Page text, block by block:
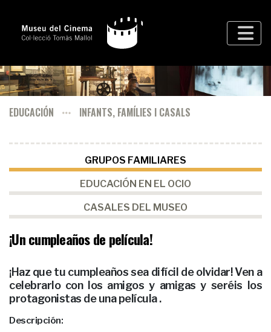
EDUCACIÓN INFANTS, FAMÍLIES I CASALS
GRUPOS FAMILIARES
EDUCACIÓN EN EL OCIO
CASALES DEL MUSEO
¡Un cumpleaños de película!
¡Haz que tu cumpleaños sea difícil de olvidar! Ven a
celebrarlo con los amigos y amigas y seréis los
protagonistas de una película .
Descripción: